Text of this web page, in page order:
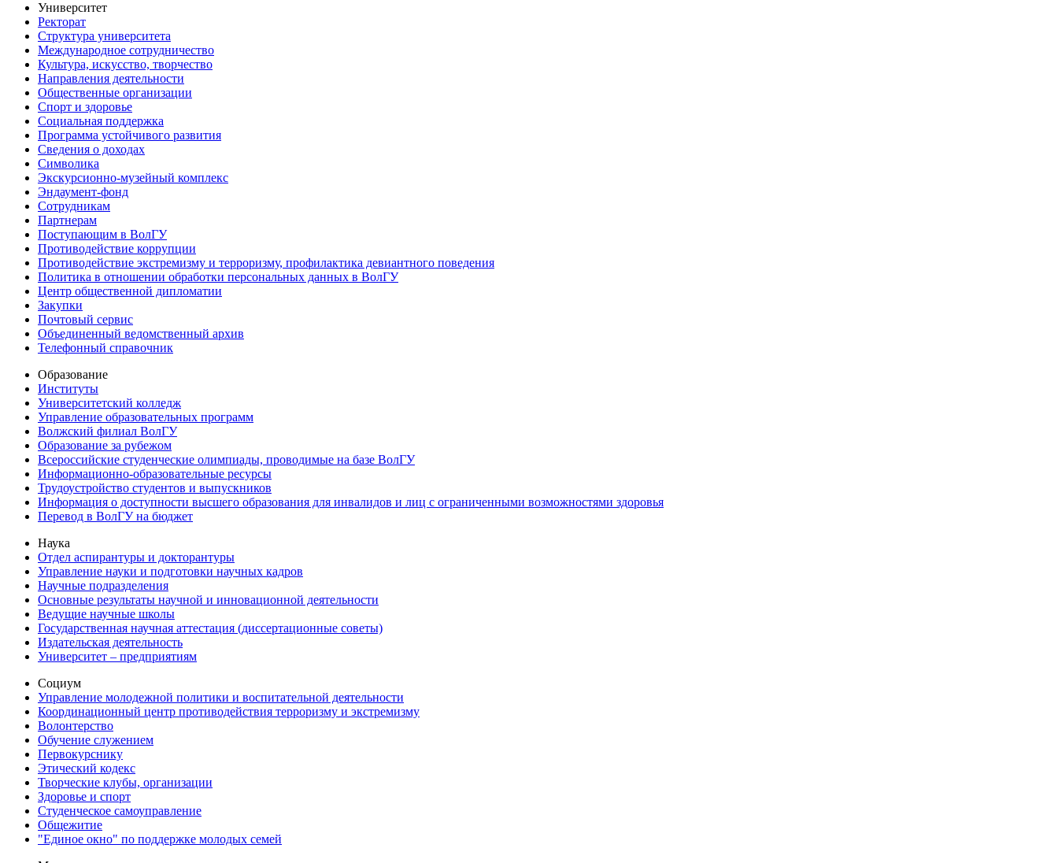
Университет
Ректорат
Структура университета
Международное сотрудничество
Культура, искусство, творчество
Направления деятельности
Общественные организации
Спорт и здоровье
Социальная поддержка
Программа устойчивого развития
Сведения о доходах
Символика
Экскурсионно-музейный комплекс
Эндаумент-фонд
Сотрудникам
Партнерам
Поступающим в ВолГУ
Противодействие коррупции
Противодействие экстремизму и терроризму, профилактика девиантного поведения
Политика в отношении обработки персональных данных в ВолГУ
Центр общественной дипломатии
Закупки
Почтовый сервис
Объединенный ведомственный архив
Телефонный справочник
Образование
Институты
Университетский колледж
Управление образовательных программ
Волжский филиал ВолГУ
Образование за рубежом
Всероссийские студенческие олимпиады, проводимые на базе ВолГУ
Информационно-образовательные ресурсы
Трудоустройство студентов и выпускников
Информация о доступности высшего образования для инвалидов и лиц с ограниченными возможностями здоровья
Перевод в ВолГУ на бюджет
Наука
Отдел аспирантуры и докторантуры
Управление науки и подготовки научных кадров
Научные подразделения
Основные результаты научной и инновационной деятельности
Ведущие научные школы
Государственная научная аттестация (диссертационные советы)
Издательская деятельность
Университет – предприятиям
Социум
Управление молодежной политики и воспитательной деятельности
Координационный центр противодействия терроризму и экстремизму
Волонтерство
Обучение служением
Первокурснику
Этический кодекс
Творческие клубы, организации
Здоровье и спорт
Студенческое самоуправление
Общежитие
"Единое окно" по поддержке молодых семей